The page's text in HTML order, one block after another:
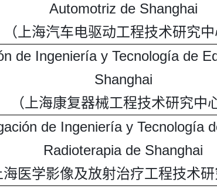
Automotriz de Shanghai
（上海汽车电驱动工程技术研究中
de Ingeniería y Tecnología de
Shanghai
（上海康复器械工程技术研究中
de Ingeniería y Tecnología
Radioterapia de Shanghai
海医学影像及放射治疗工程技术研